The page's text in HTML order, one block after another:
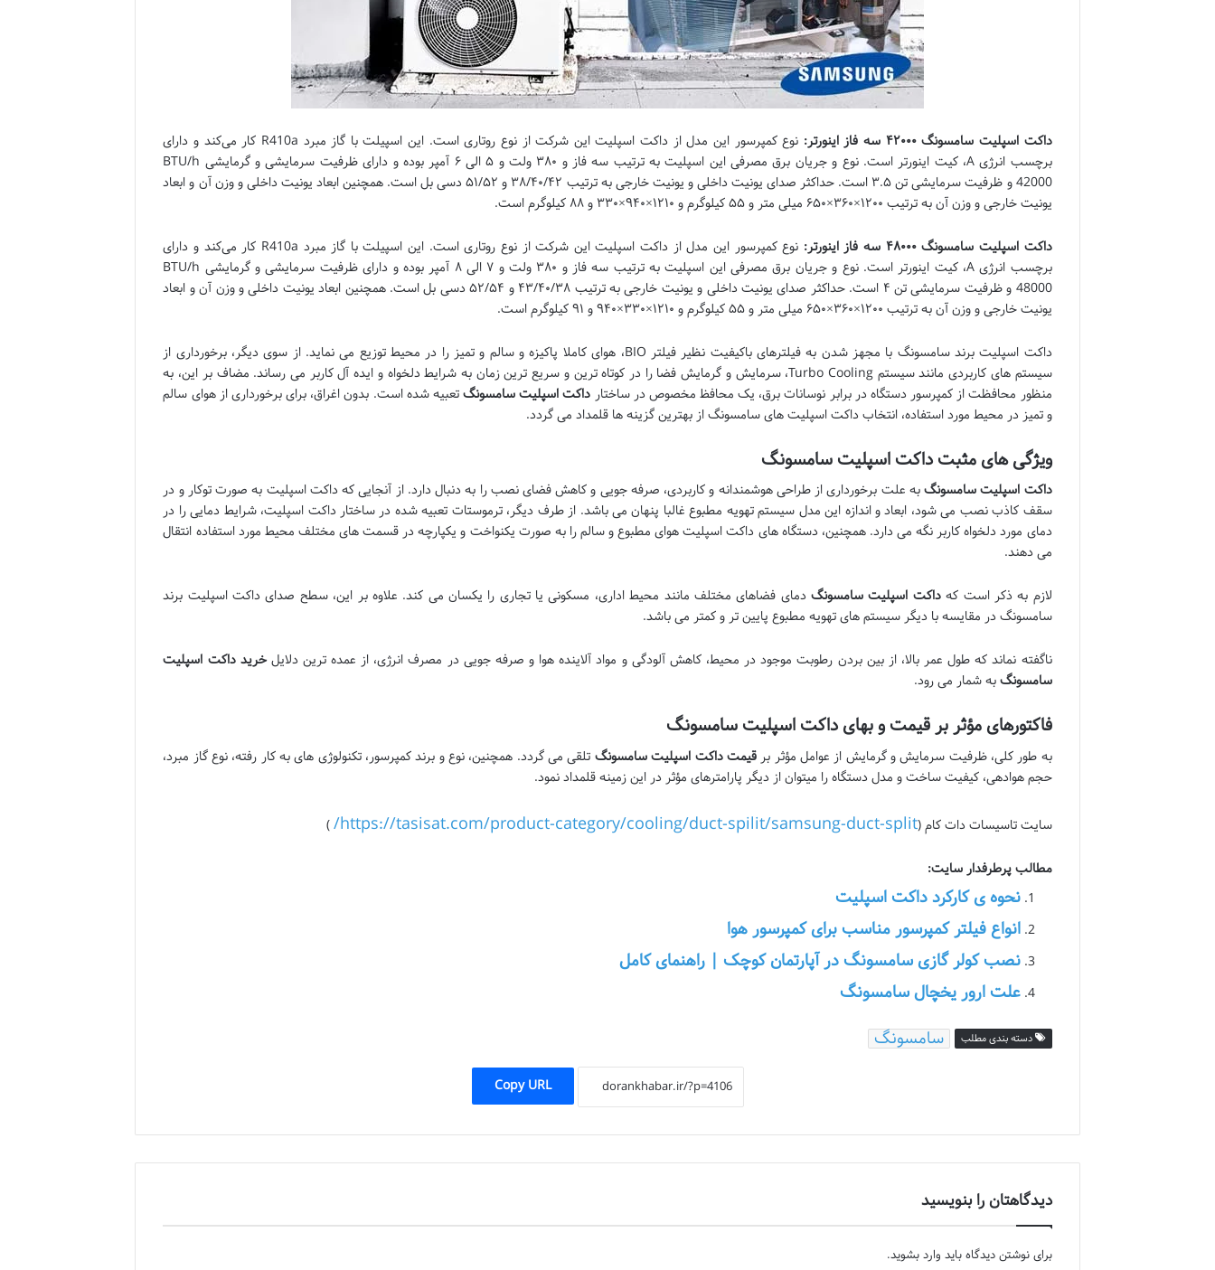
داکت اسپلیت سامسونگ۴۲۰۰۰ سه فاز اینورتر:
نوع کمپرسور این مدل از داکت اسپلیت این شرکت از نوع روتاری است. این اسپیلت با گاز مبرد R410a کار می‌کند و دارای
برچسب انرژی A، کیت اینورتر است. نوع و جریان برق مصرفی این اسپلیت به ترتیب سه فاز و ۳۸۰ ولت و ۵ الی ۶ آمپر بوده و دارای ظرفیت سرمایشی و گرمایشی BTU/h
42000 و ظرفیت سرمایشی تن ۳.۵ است. حداکثر صدای یونیت داخلی و یونیت خارجی به ترتیب ۳۸/۴۰/۴۲ و ۵۱/۵۲ دسی بل است. همچنین ابعاد یونیت داخلی و وزن آن و ابعاد
یونیت خارجی و وزن آن به ترتیب ۱۲۰۰×۳۶۰×۶۵۰ میلی متر و ۵۵ کیلوگرم و ۱۲۱۰×۹۴۰×۳۳۰ و ۸۸ کیلوگرم است.
داکت اسپلیت سامسونگ۴۸۰۰۰ سه فاز اینورتر:
نوع کمپرسور این مدل از داکت اسپلیت این شرکت از نوع روتاری است. این اسپیلت با گاز مبرد R410a کار می‌کند و دارای
برچسب انرژی A، کیت اینورتر است. نوع و جریان برق مصرفی این اسپلیت به ترتیب سه فاز و ۳۸۰ ولت و ۷ الی ۸ آمپر بوده و دارای ظرفیت سرمایشی و گرمایشی BTU/h
48000 و ظرفیت سرمایشی تن ۴ است. حداکثر صدای یونیت داخلی و یونیت خارجی به ترتیب ۴۳/۴۰/۳۸ و ۵۲/۵۴ دسی بل است. همچنین ابعاد یونیت داخلی و وزن آن و ابعاد
یونیت خارجی و وزن آن به ترتیب ۱۲۰۰×۳۶۰×۶۵۰ میلی متر و ۵۵ کیلوگرم و ۱۲۱۰×۳۳۰×۹۴۰ و ۹۱ کیلوگرم است.
داکت اسپلیت برند سامسونگ با مجهز شدن به فیلترهای باکیفیت نظیر فیلتر BIO، هوای کاملا پاکیزه و سالم و تمیز را در محیط توزیع می نماید. از سوی دیگر، برخورداری از
سیستم های کاربردی مانند سیستم Turbo Cooling، سرمایش و گرمایش فضا را در کوتاه ترین و سریع ترین زمان به شرایط دلخواه و ایده آل کاربر می رساند. مضاف بر این، به
منظور محافظت از کمپرسور دستگاه در برابر نوسانات برق، یک محافظ مخصوص در ساختار داکت اسپلیت سامسونگتعبیه شده است. بدون اغراق، برای برخورداری از هوای سالم
و تمیز در محیط مورد استفاده، انتخاب داکت اسپلیت های سامسونگ از بهترین گزینه ها قلمداد می گردد.
ویژگی های مثبت داکت اسپلیت سامسونگ
داکت اسپلیت سامسونگبه علت برخورداری از طراحی هوشمندانه و کاربردی، صرفه جویی و کاهش فضای نصب را به دنبال دارد. از آنجایی که داکت اسپلیت به صورت توکار و در
سقف کاذب نصب می شود، ابعاد و اندازه این مدل سیستم تهویه مطبوع غالبا پنهان می باشد. از طرف دیگر، ترموستات تعبیه شده در ساختار داکت اسپلیت، شرایط دمایی را در
دمای مورد دلخواه کاربر نگه می دارد. همچنین، دستگاه های داکت اسپلیت هوای مطبوع و سالم را به صورت یکنواخت و یکپارچه در قسمت های مختلف محیط مورد استفاده انتقال
می دهند.
لازم به ذکر است کهداکت اسپلیت سامسونگدمای فضاهای مختلف مانند محیط اداری، مسکونی یا تجاری را یکسان می کند. علاوه بر این، سطح صدای داکت اسپلیت برند
سامسونگ در مقایسه با دیگر سیستم های تهویه مطبوع پایین تر و کمتر می باشد.
ناگفته نماند که طول عمر بالا، از بین بردن رطوبت موجود در محیط، کاهش آلودگی و مواد آلاینده هوا و صرفه جویی در مصرف انرژی، از عمده ترین دلایلخرید داکت اسپلیت
سامسونگبه شمار می رود.
فاکتورهای مؤثر بر قیمت و بهای داکت اسپلیت سامسونگ
به طور کلی، ظرفیت سرمایش و گرمایش از عوامل مؤثر برقیمت داکت اسپلیت سامسونگ تلقی می گردد. همچنین، نوع و برند کمپرسور، تکنولوژی های به کار رفته، نوع گاز مبرد،
حجم هوادهی، کیفیت ساخت و مدل دستگاه را میتوان از دیگر پارامترهای مؤثر در این زمینه قلمداد نمود.
سایت تاسیسات دات کام (https://tasisat.com/product-category/cooling/duct-spilit/samsung-duct-split/
)
مطالب پرطرفدار سایت:
نحوه ی کارکرد داکت اسپلیت
انواع فیلتر کمپرسور مناسب برای کمپرسور هوا
نصب کولر گازی سامسونگ در آپارتمان کوچک | راهنمای کامل
علت ارور یخچال سامسونگ
دسته بندی مطلب سامسونگ
Copy URL
دیدگاهتان را بنویسید
برای نوشتن دیدگاه باید وارد بشوید.